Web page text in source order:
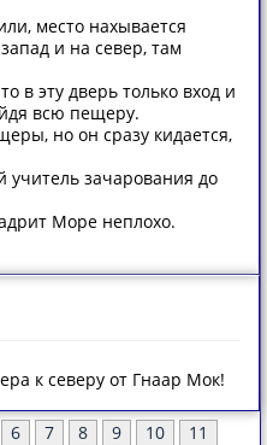
место нахывается
и на север, там
в эту дверь только вход и
всю пещеру.
но он сразу кидается,
учитель зачарования до
Море неплохо.
к северу от Гнаар Мок!
6 7 8 9 10 11